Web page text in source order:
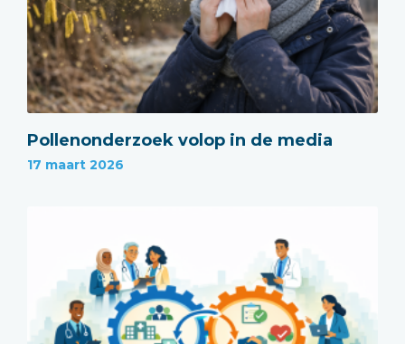
Pollenonderzoek volop in de media
17 maart 2026